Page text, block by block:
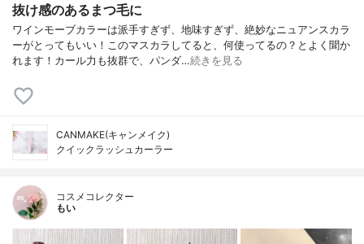
抜け感のあるまつ毛に
ワインモーブカラーは派手すぎず、地味すぎず、絶妙なニュアンスカラ
ーがとってもいい！このマスカラしてると、何使ってるの？とよく聞か
れます！カール力も抜群で、パンダ…続きを見る
CANMAKE(キャンメイク)
クイックラッシュカーラー
コスメコレクター
もい